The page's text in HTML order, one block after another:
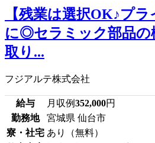
【残業は選択OK♪プ
に◎セラミック部品の
取り...
フジアルテ株式会社
給与 月収例352,000円
勤務地
宮城県 仙台市
寮・社宅 あり（無料）